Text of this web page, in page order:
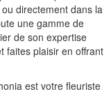
directement dans la
une gamme de
de son expertise
faites plaisir en offrant
est votre fleuriste